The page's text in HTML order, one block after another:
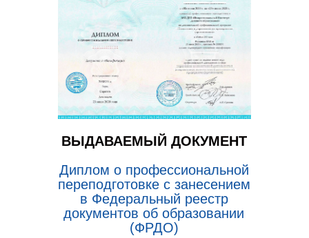
ВЫДАВАЕМЫЙ ДОКУМЕНТ
Диплом о профессиональной
переподготовке с занесением
в Федеральный реестр
документов об образовании
(ФРДО)